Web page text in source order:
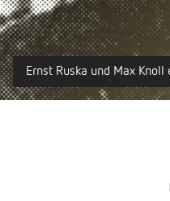
Ernst Ruska und Max